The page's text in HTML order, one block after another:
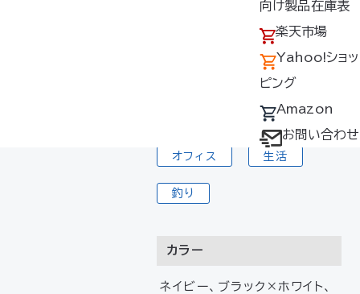
会社沿革
アクセス
採用情報
不要なバッテリー
の回収について
デバイス・ファン
オプション対応表
取扱説明書ダウ
ンロードサービス
ユーザー登録
向け製品在庫表
楽天市場
Yahoo!ショッ
ピング
Amazon
お問い合わせ
オフィス 生活
釣り
カラー
ネイビー、ブラック×ホワイト、